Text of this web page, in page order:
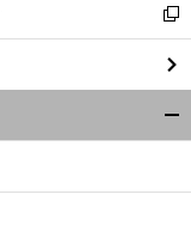
く
新
し
い
ウ
ィ
ン
ウ